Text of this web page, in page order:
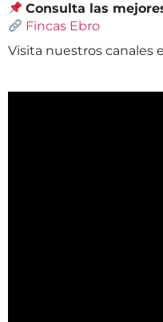
Consulta las
Fincas Ebro
Visita nuestros canales